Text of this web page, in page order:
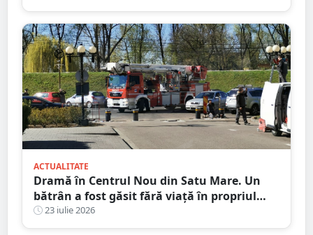
ACTUALITATE
Dramă în Centrul Nou din Satu Mare. Un
bătrân a fost găsit fără viață în propriul
apartament, după două zile în care nu a
mai răspuns la telefon
23 iulie 2026